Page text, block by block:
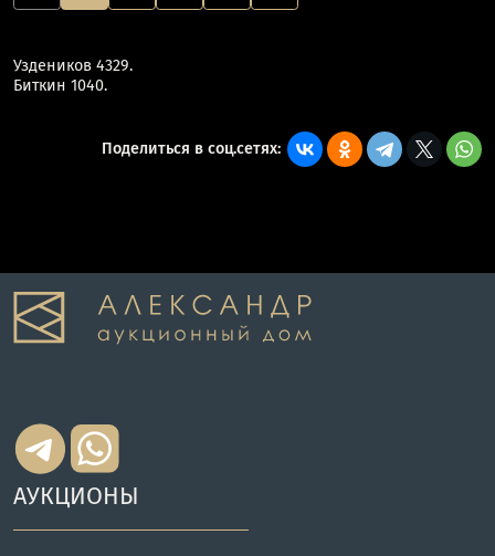
Уздеников 4329.
Биткин 1040.
Поделиться в соц.сетях:
АУКЦИОНЫ